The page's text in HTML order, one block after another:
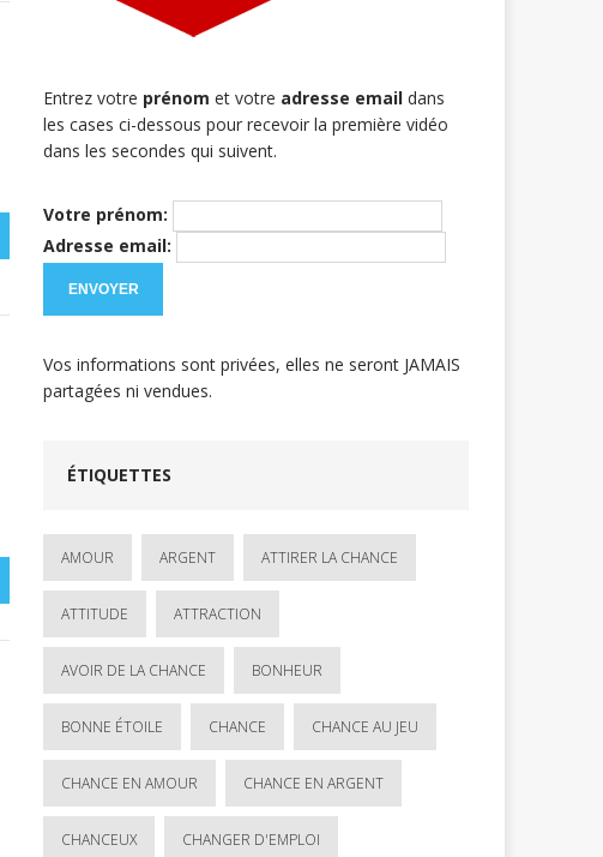
Entrez votre prénom et votre adresse email dans
les cases ci-dessous pour recevoir la première vidéo
dans les secondes qui suivent.
Votre prénom:
Adresse email:
Vos informations sont privées, elles ne seront JAMAIS
partagées ni vendues.
ÉTIQUETTES
AMOUR ARGENT ATTIRER LA CHANCE
ATTITUDE ATTRACTION
AVOIR DE LA CHANCE BONHEUR
BONNE ÉTOILE CHANCE CHANCE AU JEU
CHANCE EN AMOUR CHANCE EN ARGENT
CHANCEUX CHANGER D'EMPLOI